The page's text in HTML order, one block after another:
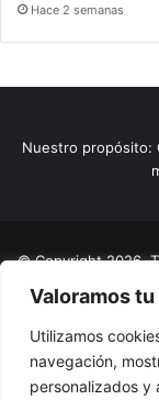
Valoramos
Utilizamos
navegación,
personalizados y
Hace 2 semanas
Nuestro propósito:
© Copyright 2026,
Home
Actualidad
El